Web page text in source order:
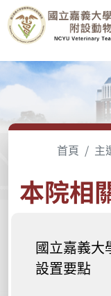
首頁 主
本院相
國立嘉義大
設置要點